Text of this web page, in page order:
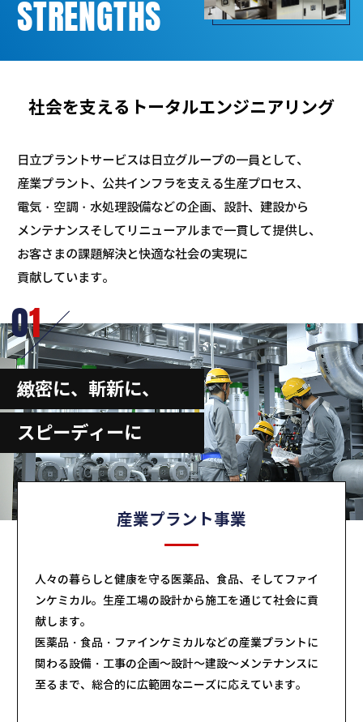
STRENGTHS
社会を支えるトータルエンジニアリング
日立プラントサービスは日立グループの一員として、
産業プラント、公共インフラを支える生産プロセス、
電気・空調・水処理設備などの企画、設計、建設から
メンテナンスそしてリニューアルまで一貫して提供し、
お客さまの課題解決と快適な社会の実現に
貢献しています。
01
緻密に、斬新に、
スピーディーに
産業プラント事業
人々の暮らしと健康を守る医薬品、食品、そしてファイ
ンケミカル。生産工場の設計から施工を通じて社会に貢
献します。
医薬品・食品・ファインケミカルなどの産業プラントに
関わる設備・工事の企画～設計～建設～メンテナンスに
至るまで、総合的に広範囲なニーズに応えています。